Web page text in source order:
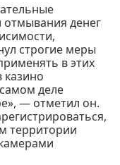
отмывания денег
строгие меры
в этих
казино
деле
— отметил он.
территории